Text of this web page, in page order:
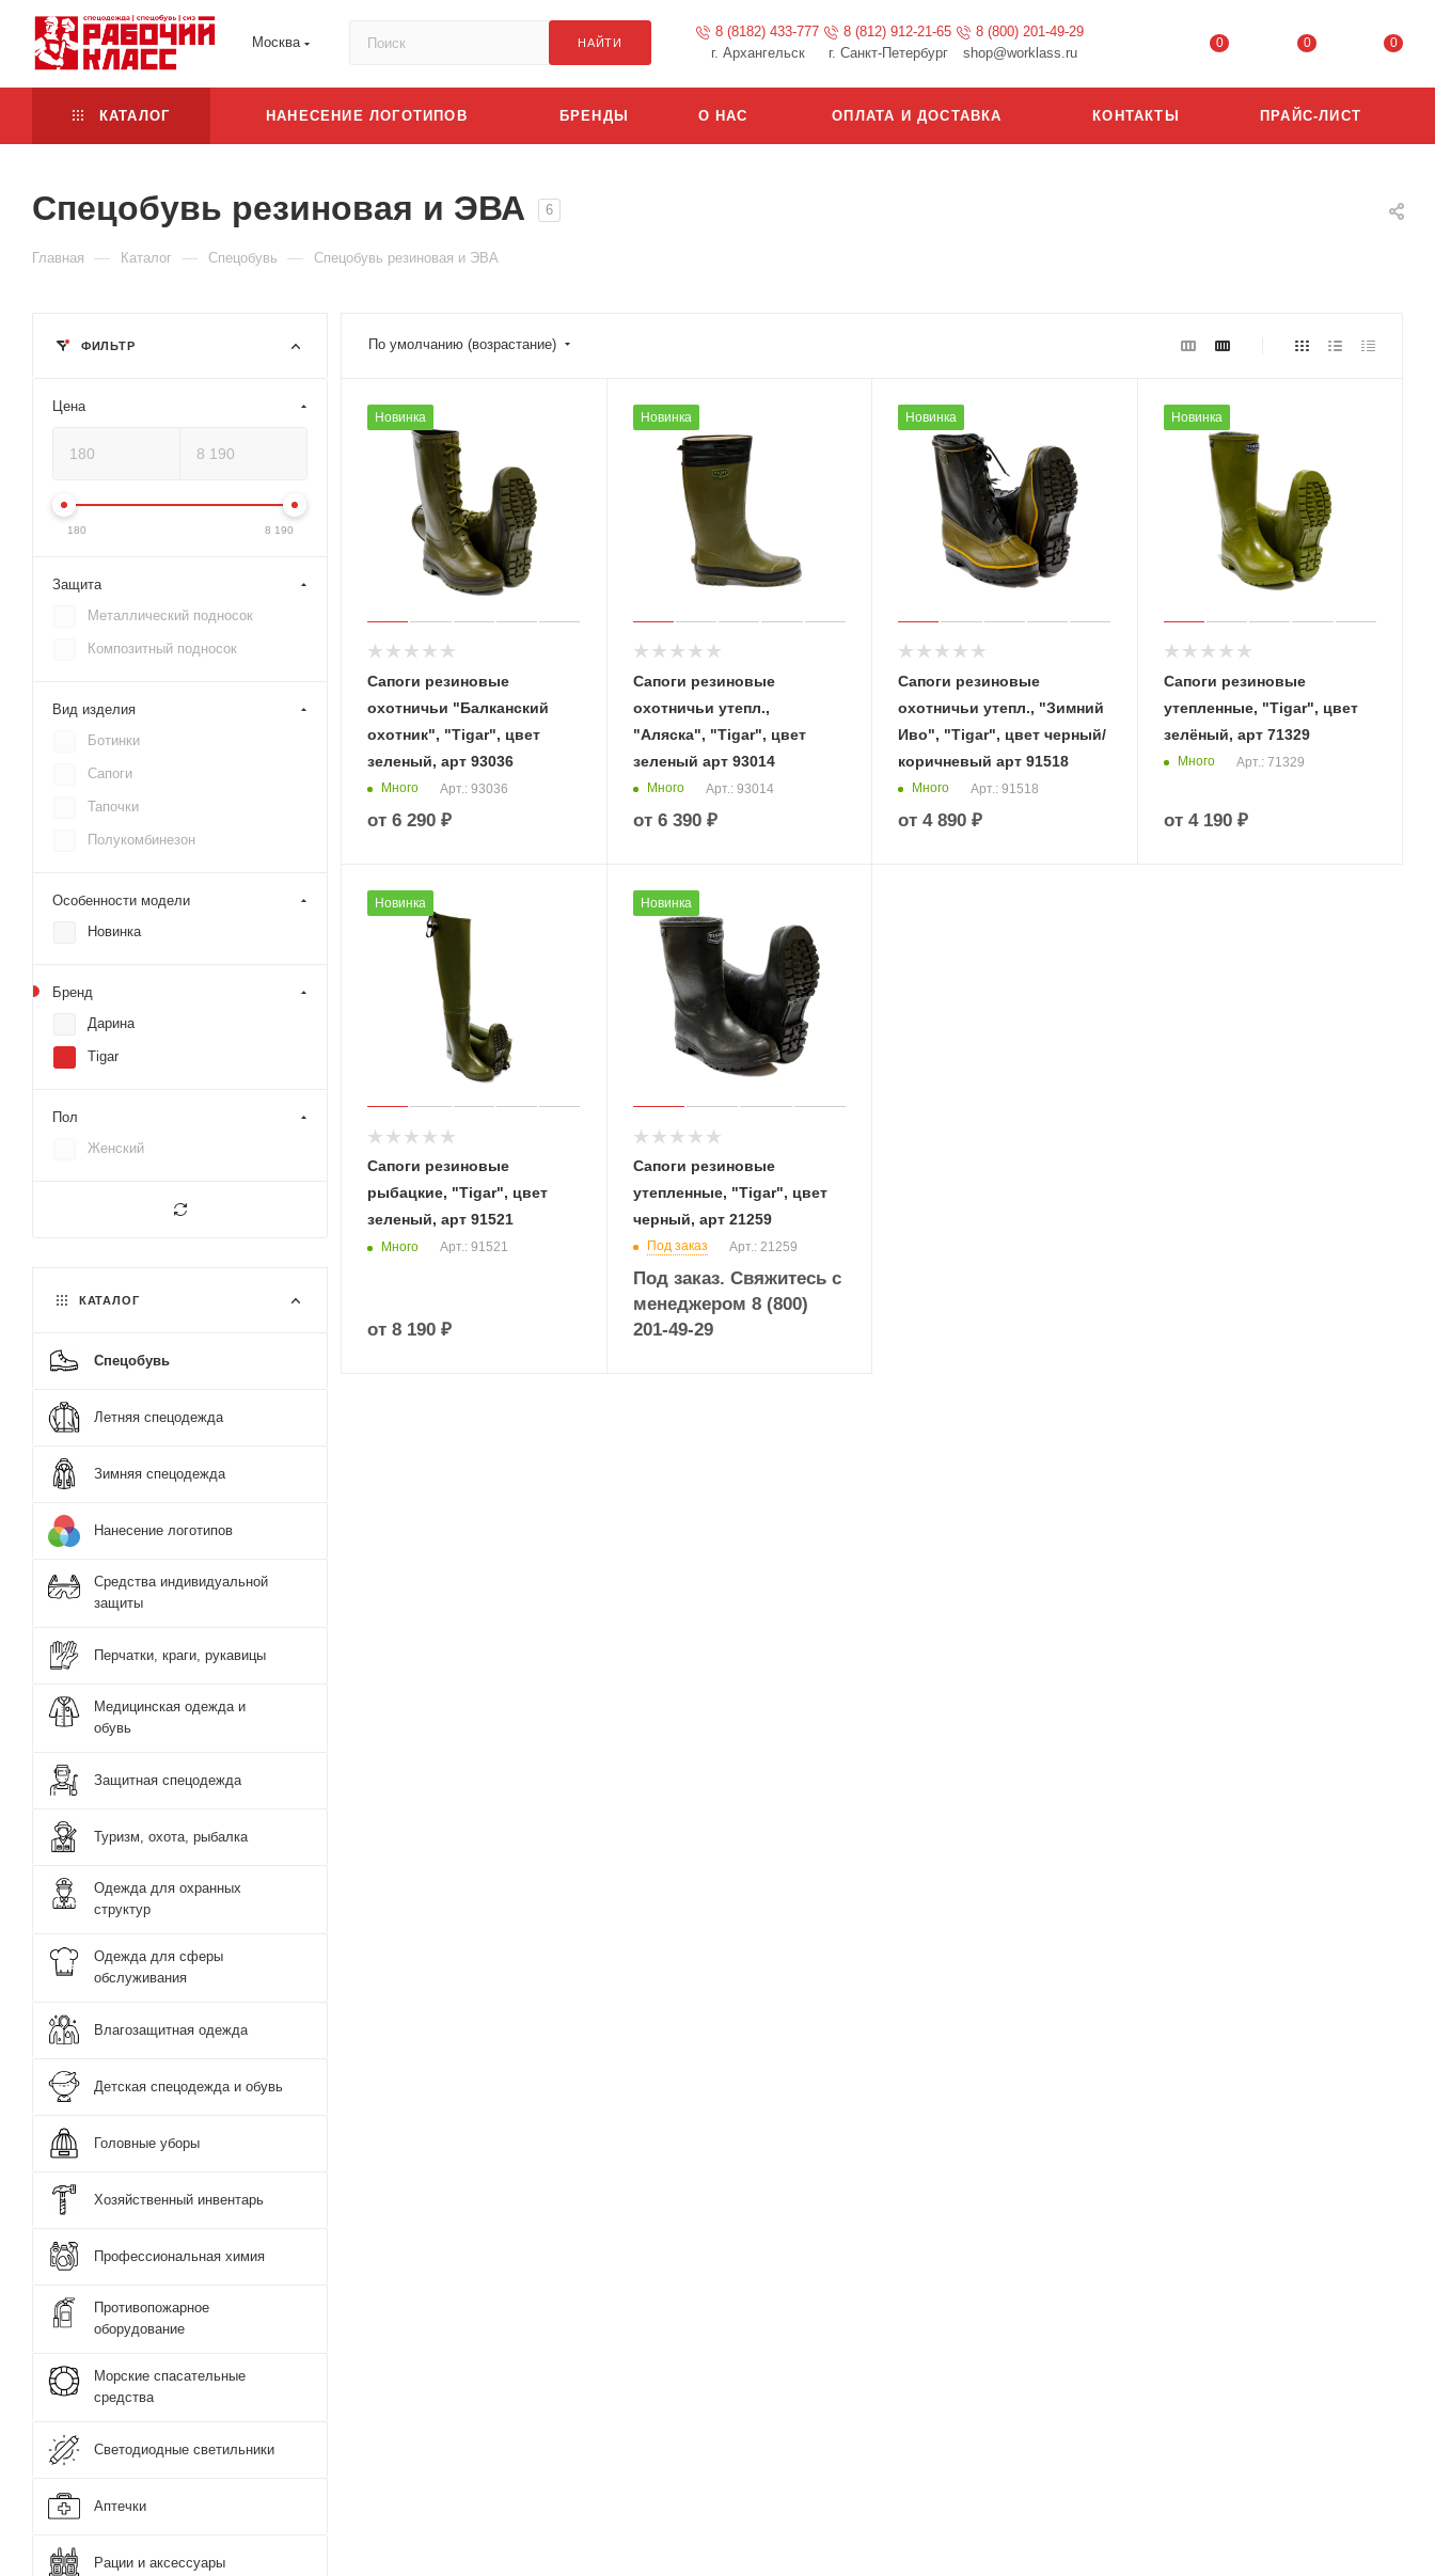
Москва НАЙТИ
8 (8182) 433-777
г. Архангельск
8 (812) 912-21-65
г. Санкт-Петербург
8 (800) 201-49-29
shop@worklass.ru
0 0 0
КАТАЛОГ НАНЕСЕНИЕ ЛОГОТИПОВ БРЕНДЫ О НАС ОПЛАТА И ДОСТАВКА КОНТАКТЫ ПРАЙС-ЛИСТ
Спецобувь резиновая и ЭВА 6
Главная — Каталог — Спецобувь — Спецобувь резиновая и ЭВА
По умолчанию (возрастание)
Новинка
Сапоги резиновые
охотничьи "Балканский
охотник", "Tigar", цвет
зеленый, арт 93036
Много Арт.: 93036
от 6 290 ₽
Новинка
Сапоги резиновые
охотничьи утепл.,
"Аляска", "Tigar", цвет
зеленый арт 93014
Много Арт.: 93014
от 6 390 ₽
Новинка
Сапоги резиновые
охотничьи утепл., "Зимний
Иво", "Tigar", цвет черный/
коричневый арт 91518
Много Арт.: 91518
от 4 890 ₽
Новинка
Сапоги резиновые
утепленные, "Tigar", цвет
зелёный, арт 71329
Много Арт.: 71329
от 4 190 ₽
Новинка
Сапоги резиновые
рыбацкие, "Tigar", цвет
зеленый, арт 91521
Много Арт.: 91521
от 8 190 ₽
Новинка
Сапоги резиновые
утепленные, "Tigar", цвет
черный, арт 21259
Под заказ Арт.: 21259
Под заказ. Свяжитесь с
менеджером 8 (800)
201-49-29
ФИЛЬТР
Цена
180 8 190
Защита
Металлический подносок
Композитный подносок
Вид изделия
Ботинки
Сапоги
Тапочки
Полукомбинезон
Особенности модели
Новинка
Бренд
Дарина
Tigar
Пол
Женский
КАТАЛОГ
Спецобувь
Летняя спецодежда
Зимняя спецодежда
Нанесение логотипов
Средства индивидуальной
защиты
Перчатки, краги, рукавицы
Медицинская одежда и
обувь
Защитная спецодежда
Туризм, охота, рыбалка
Одежда для охранных
структур
Одежда для сферы
обслуживания
Влагозащитная одежда
Детская спецодежда и обувь
Головные уборы
Хозяйственный инвентарь
Профессиональная химия
Противопожарное
оборудование
Морские спасательные
средства
Светодиодные светильники
Аптечки
Рации и аксессуары